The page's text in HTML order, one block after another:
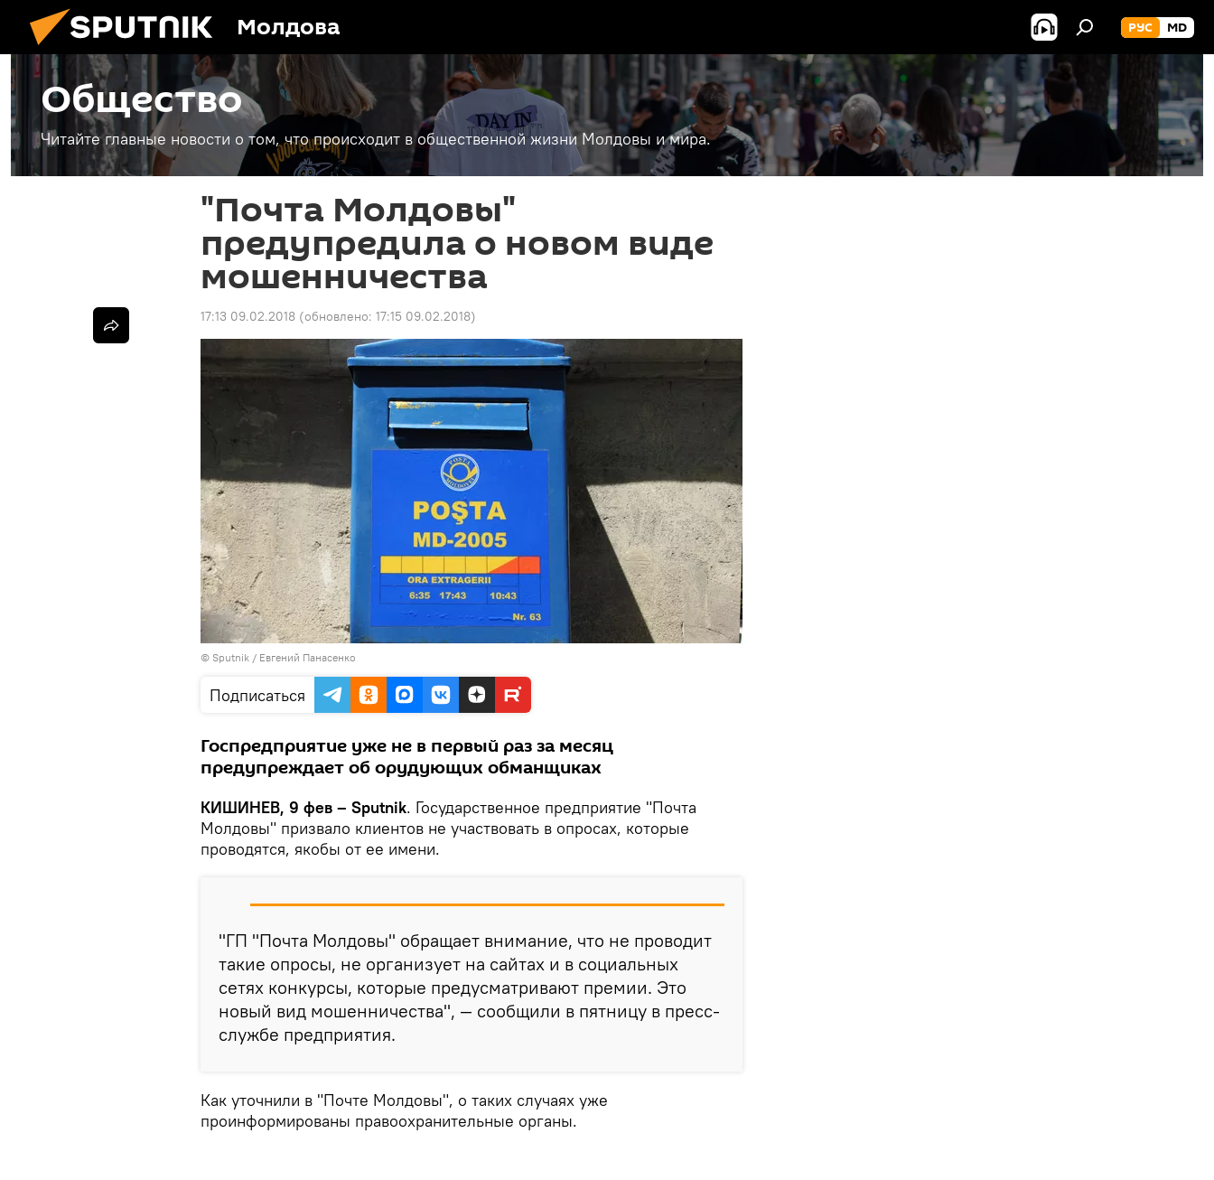
Молдова РУС MD
Общество
Читайте главные новости о том, что происходит в общественной жизни Молдовы и мира.
"Почта Молдовы"
предупредила о новом виде
мошенничества
17:13 09.02.2018 (обновлено: 17:15 09.02.2018)
© Sputnik / Евгений Панасенко
Подписаться
Госпредприятие уже не в первый раз за месяц
предупреждает об орудующих обманщиках
КИШИНЕВ, 9 фев – Sputnik. Государственное предприятие "Почта
Молдовы" призвало клиентов не участвовать в опросах, которые
проводятся, якобы от ее имени.
"ГП "Почта Молдовы" обращает внимание, что не проводит
такие опросы, не организует на сайтах и в социальных
сетях конкурсы, которые предусматривают премии. Это
новый вид мошенничества", — сообщили в пятницу в пресс-
службе предприятия.
Как уточнили в "Почте Молдовы", о таких случаях уже
проинформированы правоохранительные органы.